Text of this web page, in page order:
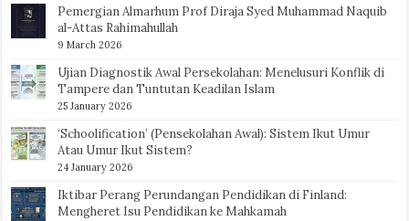
Pemergian Almarhum Prof Diraja Syed Muhammad Naquib
al-Attas Rahimahullah
9 March 2026
Ujian Diagnostik Awal Persekolahan: Menelusuri Konflik di
Tampere dan Tuntutan Keadilan Islam
25 January 2026
‘Schoolification’ (Pensekolahan Awal): Sistem Ikut Umur
Atau Umur Ikut Sistem?
24 January 2026
Iktibar Perang Perundangan Pendidikan di Finland:
Mengheret Isu Pendidikan ke Mahkamah